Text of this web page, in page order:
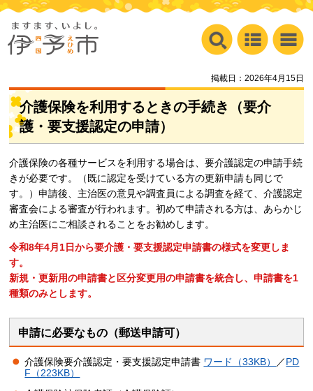
掲載日：2026年4月15日
介護保険を利用するときの手続き（要介
護・要支援認定の申請）
介護保険の各種サービスを利用する場合は、要介護認定の申請手続
きが必要です。（既に認定を受けている方の更新申請も同じで
す。）申請後、主治医の意見や調査員による調査を経て、介護認定
審査会による審査が行われます。初めて申請される方は、あらかじ
め主治医にご相談されることをお勧めします。
令和8年4月1日から要介護・要支援認定申請書の様式を変更しま
す。
新規・更新用の申請書と区分変更用の申請書を統合し、申請書を1
種類のみとします。
申請に必要なもの（郵送申請可）
介護保険要介護認定・要支援認定申請書 ワード（33KB） ／PD
F（223KB）